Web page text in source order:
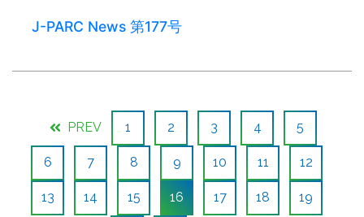
J-PARC News 第177号
PREV 1 2 3 4 5
6 7 8 9 10 11 12
13 14 15 16 17 18 19